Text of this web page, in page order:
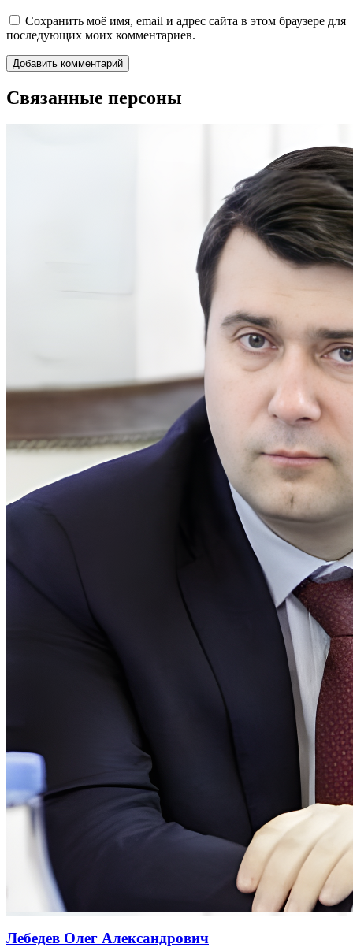
Сохранить моё имя, email и адрес сайта в этом браузере для
последующих моих комментариев.
Связанные персоны
Лебедев Олег Александрович